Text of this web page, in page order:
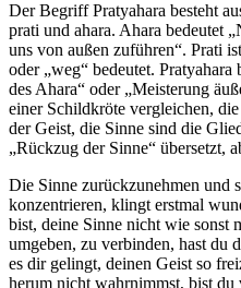
Der Begriff Pratyahara besteht
prati und ahara. Ahara bedeutet
uns von außen zuführen“. Prati
oder „weg“ bedeutet.
des Ahara“ oder „Meisterung
einer Schildkröte vergleichen,
der Geist, die Sinne sind die
„Rückzug der Sinne“ übersetzt,
Die Sinne zurückzunehmen und
konzentrieren, klingt erstmal
bist, deine Sinne nicht wie sonst
umgeben, zu verbinden, hast du
es dir gelingt, deinen Geist so
herum nicht wahrnimmst, bist